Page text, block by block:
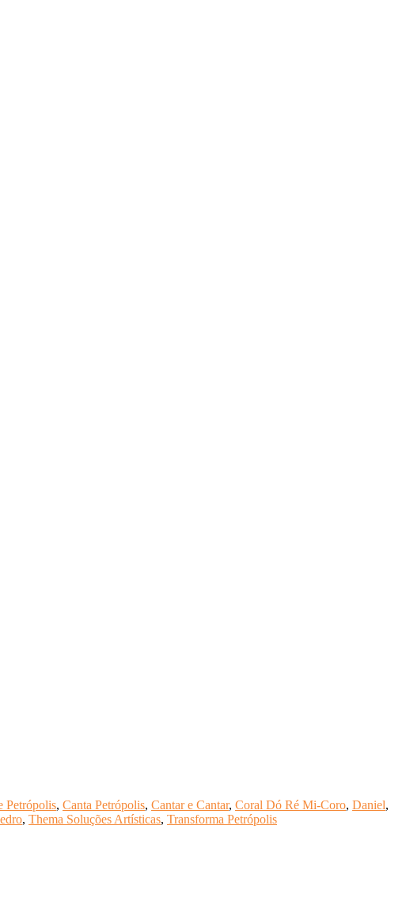
Petrópolis, Canta Petrópolis, Cantar e Cantar, Coral Dó Ré Mi-Coro, Daniel,
, Thema Soluções Artísticas, Transforma Petrópolis